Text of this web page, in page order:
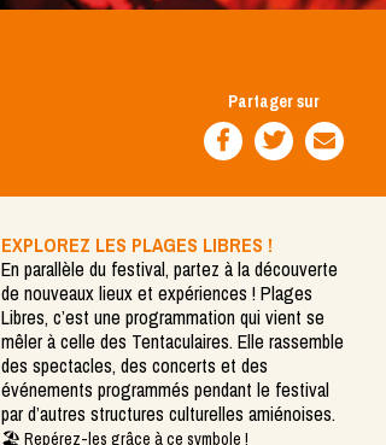
Partager sur
EXPLOREZ LES PLAGES LIBRES !
En parallèle du festival, partez à la découverte
de nouveaux lieux et expériences ! Plages
Libres, c’est une programmation qui vient se
mêler à celle des Tentaculaires. Elle rassemble
des spectacles, des concerts et des
événements programmés pendant le festival
par d’autres structures culturelles amiénoises.
🏖️ Repérez-les grâce à ce symbole !